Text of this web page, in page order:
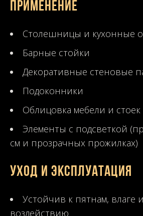
Применение
Столешницы и кухонные
Барные стойки
Декоративные стеновые
Подоконники
Облицовка мебели и стоек
Элементы с подсветкой
см и прозрачных прожилках)
Уход и эксплуатация
Устойчив к пятнам, влаге
воздействию